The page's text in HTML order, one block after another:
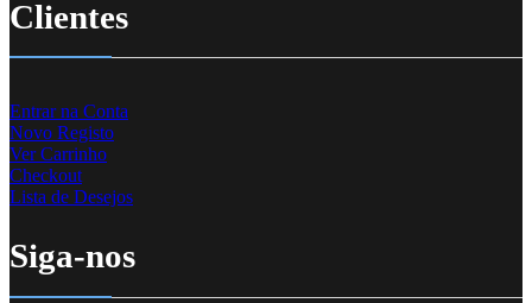
Clientes
Entrar na Conta
Novo Registo
Ver Carrinho
Checkout
Lista de Desejos
Siga-nos